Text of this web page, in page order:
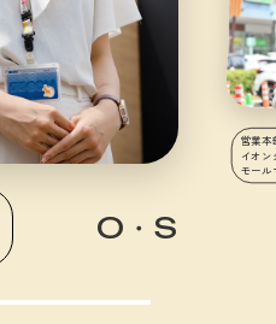
O・S
営業
イオ
モール